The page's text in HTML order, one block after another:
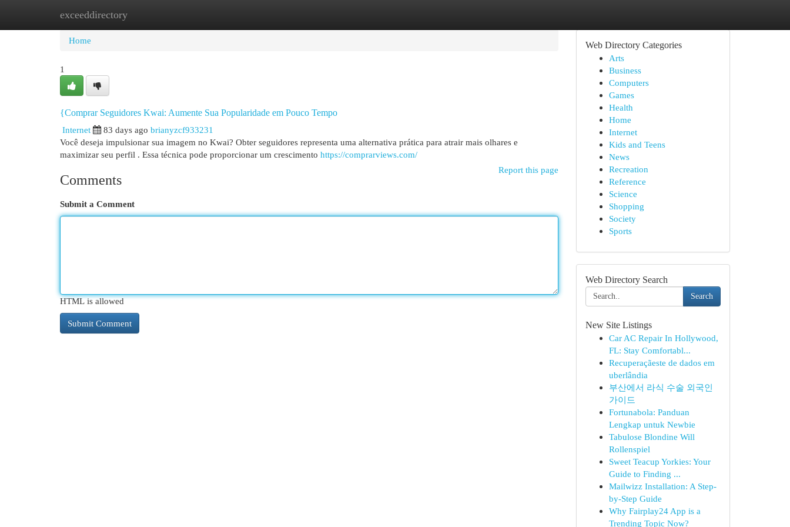
exceeddirectory
Home New Site Listings
Home
1
{Comprar Seguidores Kwai: Aumente Sua Popularidade em Pouco Tempo
Internet
83 days ago brianyzcf933231
Você deseja impulsionar sua imagem no Kwai? Obter seguidores representa uma alternativa prática para atrair mais olhares e
maximizar seu perfil . Essa técnica pode proporcionar um crescimento https://comprarviews.com/
Report this page
Comments
Submit a Comment
HTML is allowed
Web Directory Categories
Arts
Business
Computers
Games
Health
Home
Internet
Kids and Teens
News
Recreation
Reference
Science
Shopping
Society
Sports
Web Directory Search
Search
New Site Listings
Car AC Repair In Hollywood,
FL: Stay Comfortabl...
Recuperaçãeste de dados em
uberlândia
부산에서 라식 수술 외국인
가이드
Fortunabola: Panduan
Lengkap untuk Newbie
Tabulose Blondine Will
Rollenspiel
Sweet Teacup Yorkies: Your
Guide to Finding ...
Mailwizz Installation: A Step-
by-Step Guide
Why Fairplay24 App is a
Trending Topic Now?